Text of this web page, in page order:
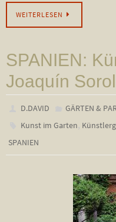
WEITERLESEN
SPANIEN:
Joaquín
D.DAVID GÄRTEN &
Kunst im Garten,
SPANIEN